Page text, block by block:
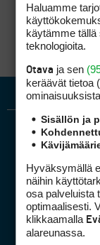
Haluamme
käytämme
teknologioita.
Otava ja sen
keräävät tietoa
Sisällön ja
Hyväksymällä
näihin
osa palveluista
optimaalisesti.
klikkaamalla
alareunassa.